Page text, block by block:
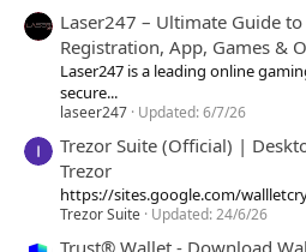
Laser247 – Ultimate Guide
Registration, App, Games &
Laser247 is a leading online
secure...
laseer247 Updated:6/7/26
Trezor Suite (Official) |
Trezor
https://sites.google.com/
Trezor Suite Updated:24/6/26